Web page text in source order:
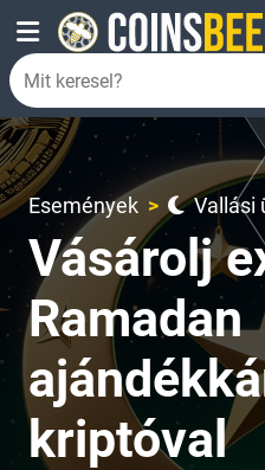
Események Vallási
Vásárolj
Ramadan
kriptóval